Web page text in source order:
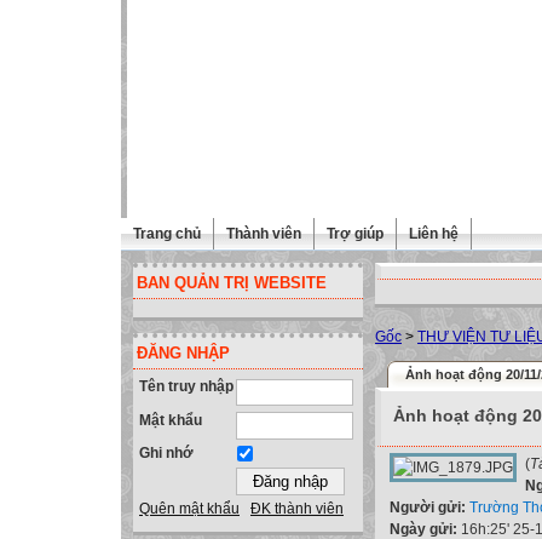
Trang chủ Thành viên Trợ giúp Liên hệ
BAN QUẢN TRỊ WEBSITE
ĐĂNG NHẬP
Tên truy nhập
Mật khẩu
Ghi nhớ
Quên mật khẩu ĐK thành viên
Gốc > THƯ VIỆN TƯ
Ảnh hoạt động 20/11/
Ảnh hoạt động
(
Người gửi: Trường
Ngày gửi: 16h:25' 25-